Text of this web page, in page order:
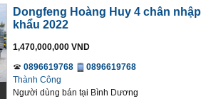
Dongfeng Hoàng Huy 4 chân nhập
khẩu 2022
1,470,000,000 VND
0896619768
0896619768
Thành Công
Người dùng bán tại Bình Dương